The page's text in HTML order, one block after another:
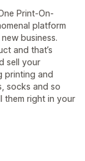
Print-On-
platform
business.
and that’s
sell your
printing and
socks and so
them right in your